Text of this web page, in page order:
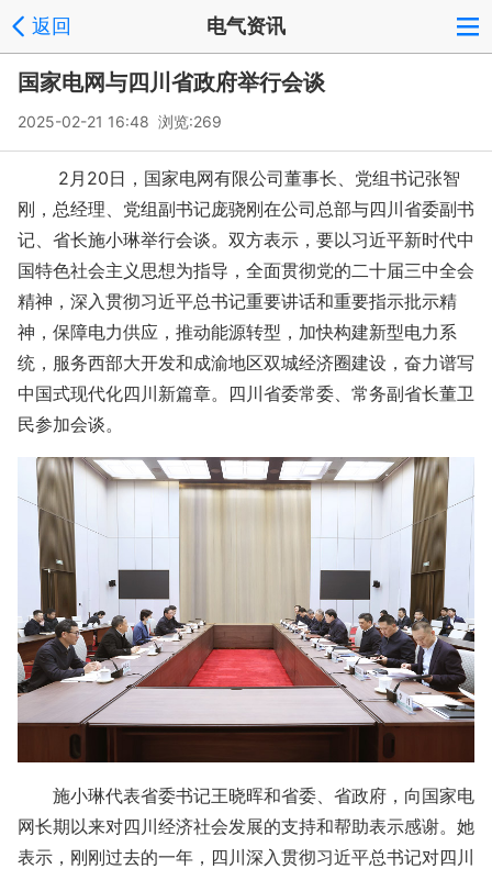
返回 电气资讯
国家电网与四川省政府举行会谈
2025-02-21 16:48 浏览:269
2月20日，国家电网有限公司董事长、党组书记张智
刚，总经理、党组副书记庞骁刚在公司总部与四川省委副书
记、省长施小琳举行会谈。双方表示，要以习近平新时代中
国特色社会主义思想为指导，全面贯彻党的二十届三中全会
精神，深入贯彻习近平总书记重要讲话和重要指示批示精
神，保障电力供应，推动能源转型，加快构建新型电力系
统，服务西部大开发和成渝地区双城经济圈建设，奋力谱写
中国式现代化四川新篇章。四川省委常委、常务副省长董卫
民参加会谈。
施小琳代表省委书记王晓晖和省委、省政府，向国家电
网长期以来对四川经济社会发展的支持和帮助表示感谢。她
表示，刚刚过去的一年，四川深入贯彻习近平总书记对四川